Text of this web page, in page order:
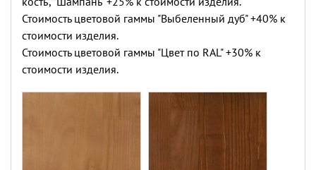
Стоимость цветовой гаммы "Выбеленный дуб" +40% к
стоимости изделия.
Стоимость цветовой гаммы "Цвет по RAL" +30% к
стоимости изделия.